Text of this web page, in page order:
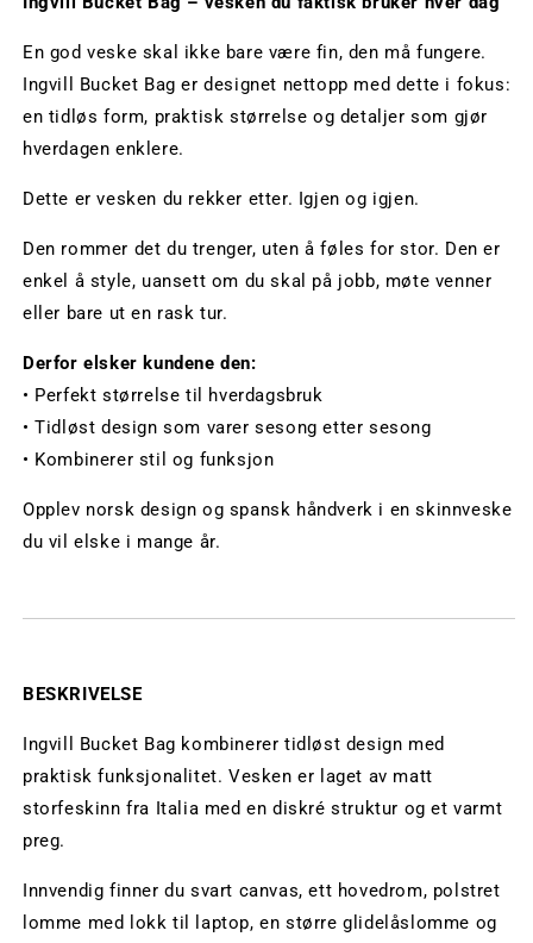
En god veske skal ikke bare være fin, den må fungere.
Ingvill Bucket Bag er designet nettopp med dette i fokus:
en tidløs form, praktisk størrelse og detaljer som gjør
hverdagen enklere.
Dette er vesken du rekker etter. Igjen og igjen.
Den rommer det du trenger, uten å føles for stor. Den er
enkel å style, uansett om du skal på jobb, møte venner
eller bare ut en rask tur.
Derfor elsker kundene den:
• Perfekt størrelse til hverdagsbruk
• Tidløst design som varer sesong etter sesong
• Kombinerer stil og funksjon
Opplev norsk design og spansk håndverk i en skinnveske
du vil elske i mange år.
BESKRIVELSE
Ingvill Bucket Bag kombinerer tidløst design med
praktisk funksjonalitet. Vesken er laget av matt
storfeskinn fra Italia med en diskré struktur og et varmt
preg.
Innvendig finner du svart canvas, ett hovedrom, polstret
lomme med lokk til laptop, en større glidelåslomme og